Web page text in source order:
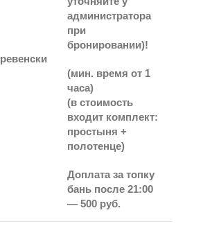
администратора
при
бронировании)!
(мин. время от 1
часа)
(в стоимость
входит комплект:
простыня +
полотенце)
Доплата за топку
бань после 21:00
— 500 руб.